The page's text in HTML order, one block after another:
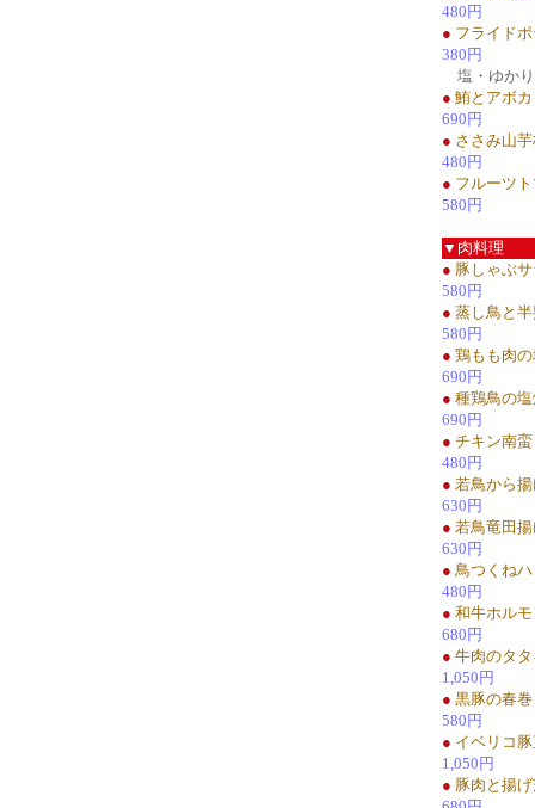
480円
● フライド
380円
塩・ゆかり
● 鮪とアボ
690円
● ささみ山
480円
● フルーツ
580円
▼肉料理
● 豚しゃぶ
580円
● 蒸し鳥と
580円
● 鶏もも肉
690円
● 種鶏鳥の
690円
● チキン南蛮
480円
● 若鳥から
630円
● 若鳥竜田
630円
● 鳥つくね
480円
● 和牛ホル
680円
● 牛肉のタ
1,050円
● 黒豚の春
580円
● イベリコ
1,050円
● 豚肉と揚